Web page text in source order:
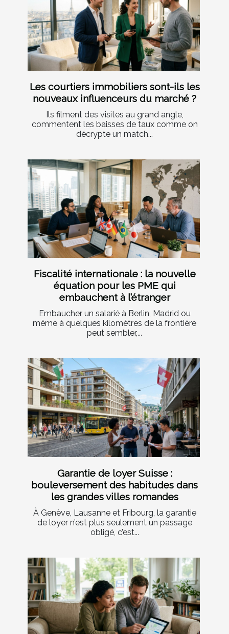
Les courtiers immobiliers sont-ils les
nouveaux influenceurs du marché ?
Ils filment des visites au grand angle,
commentent les baisses de taux comme on
décrypte un match...
Fiscalité internationale : la nouvelle
équation pour les PME qui
embauchent à l’étranger
Embaucher un salarié à Berlin, Madrid ou
même à quelques kilomètres de la frontière
peut sembler,...
Garantie de loyer Suisse :
bouleversement des habitudes dans
les grandes villes romandes
À Genève, Lausanne et Fribourg, la garantie
de loyer n’est plus seulement un passage
obligé, c’est...